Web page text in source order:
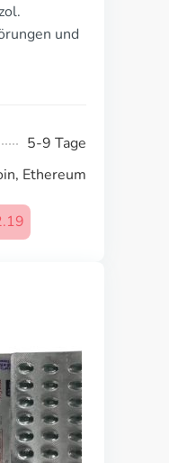
und
5-9 Tage
Ethereum